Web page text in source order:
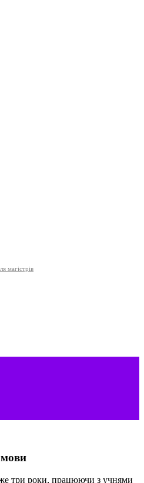
магістрів
мови
три роки, працюючи з учнями